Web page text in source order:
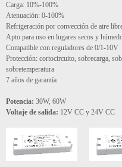
Carga: 10%-100%
Atenuación: 0-100%
Refrigeración por convección de aire
Apto para uso en lugares secos y
Compatible con reguladores de 0/1-10V
Protección: cortocircuito, sobrecarga,
sobretemperatura
7 años de garantía
Potencia: 30W, 60W
Voltaje de salida: 12V CC y 24V CC